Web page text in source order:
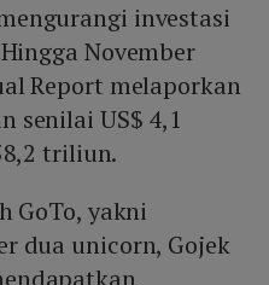
investasi
November
Report melaporkan
senilai US$ 4,1
triliun.
GoTo, yakni
dua unicorn, Gojek